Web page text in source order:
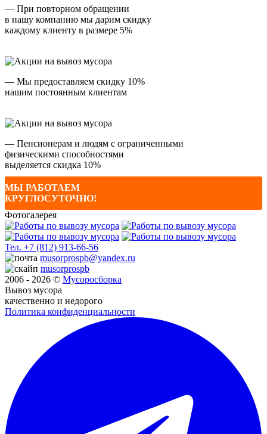
— При повторном обращении
в нашу компанию мы дарим скидку
каждому клиенту в размере 5%
— Мы предоставляем скидку 10%
нашим постоянным клиентам
— Пенсионерам и людям с ограниченными
физическими способностями
выделяется скидка 10%
МЫ РАБОТАЕМ
КРУГЛОСУТОЧНО!
Фотогалерея
Тел. +7 (812) 913-66-56
musorprospb@yandex.ru
musorprospb
2006 - 2026 © Мусоросборка
Вывоз мусора
качественно и недорого
Политика конфиденциальности